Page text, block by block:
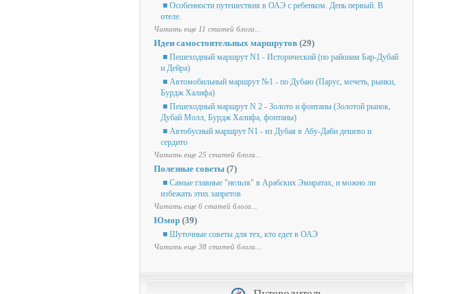
■ Особенности путешествия в ОАЭ с ребенком. День первый. В
отеле.
Читать еще 11 статей блога...
Идеи самостоятельных маршрутов (29)
■ Пешеходный маршрут N1 - Исторический (по районам Бар-Дубай
и Дейра)
■ Автомобильный маршрут №1 - по Дубаю (Парус, мечеть, рынки,
Бурдж Халифа)
■ Пешеходный маршрут N 2 - Золото и фонтаны (Золотой рынок,
Дубай Молл, Бурдж Халифа, фонтаны)
■ Автобусный маршрут N1 - из Дубая в Абу-Даби дешево и
сердито
Читать еще 25 статей блога...
Полезные советы (7)
■ Самые главные "нельзя" в Арабских Эмиратах, и можно ли
избежать этих запретов
Читать еще 6 статей блога...
Юмор (39)
■ Шуточные советы для тех, кто едет в ОАЭ
Читать еще 38 статей блога...